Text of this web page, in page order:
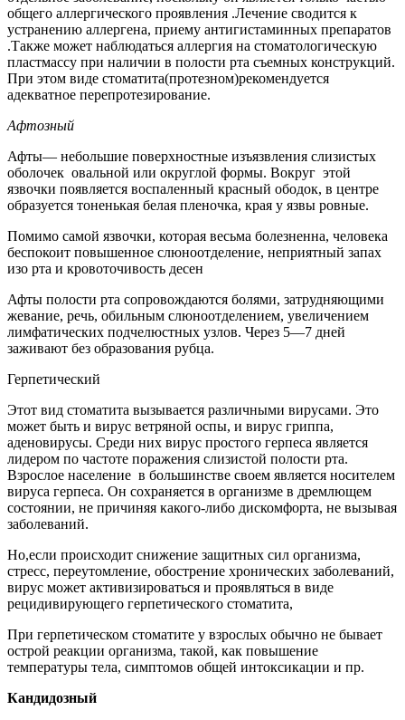
общего аллергического проявления .Лечение сводится к
устранению аллергена, приему антигистаминных препаратов
.Также может наблюдаться аллергия на стоматологическую
пластмассу при наличии в полости рта съемных конструкций.
При этом виде стоматита(протезном)рекомендуется
адекватное перепротезирование.
Афтозный
Афты— небольшие поверхностные изъязвления слизистых
оболочек овальной или округлой формы. Вокруг этой
язвочки появляется воспаленный красный ободок, в центре
образуется тоненькая белая пленочка, края у язвы ровные.
Помимо самой язвочки, которая весьма болезненна, человека
беспокоит повышенное слюноотделение, неприятный запах
изо рта и кровоточивость десен
Афты полости рта сопровождаются болями, затрудняющими
жевание, речь, обильным слюноотделением, увеличением
лимфатических подчелюстных узлов. Через 5—7 дней
заживают без образования рубца.
Герпетический
Этот вид стоматита вызывается различными вирусами. Это
может быть и вирус ветряной оспы, и вирус гриппа,
аденовирусы. Среди них вирус простого герпеса является
лидером по частоте поражения слизистой полости рта.
Взрослое население в большинстве своем является носителем
вируса герпеса. Он сохраняется в организме в дремлющем
состоянии, не причиняя какого-либо дискомфорта, не вызывая
заболеваний.
Но,если происходит снижение защитных сил организма,
стресс, переутомление, обострение хронических заболеваний,
вирус может активизироваться и проявляться в виде
рецидивирующего герпетического стоматита,
При герпетическом стоматите у взрослых обычно не бывает
острой реакции организма, такой, как повышение
температуры тела, симптомов общей интоксикации и пр.
Кандидозный